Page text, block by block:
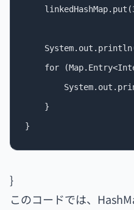
for
    }
}
このコードでは、